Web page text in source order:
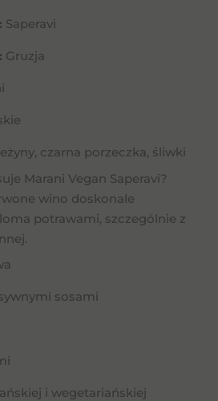
Saperavi
Gruzja
czarna porzeczka, śliwki
Marani Vegan Saperavi?
wino doskonale
potrawami, szczególnie z
sosami
i wegetariańskiej